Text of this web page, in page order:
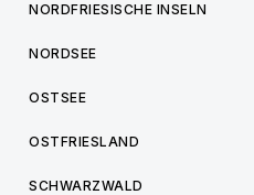
NORDFRIESISCHE INSELN
NORDSEE
OSTSEE
OSTFRIESLAND
SCHWARZWALD